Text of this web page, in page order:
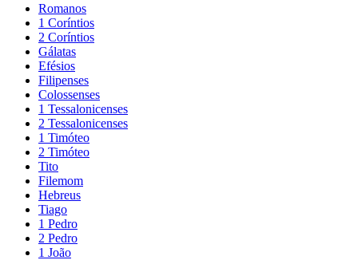
Romanos
1 Coríntios
2 Coríntios
Gálatas
Efésios
Filipenses
Colossenses
1 Tessalonicenses
2 Tessalonicenses
1 Timóteo
2 Timóteo
Tito
Filemom
Hebreus
Tiago
1 Pedro
2 Pedro
1 João